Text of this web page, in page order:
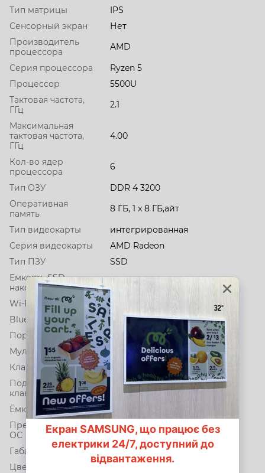
Тип матрицы
IPS
Сенсорный экран
Нет
Производитель
процессора
AMD
Серия процессора
Ryzen 5
Процессор
5500U
Тактовая частота,
ГГц
2.1
Максимальная
тактовая частота,
ГГц
4.00
Кол-во ядер
процессора
6
Тип ОЗУ
DDR 4 3200
Оперативная
память
8 ГБ, 1 x 8 ГБ,айт
Тип видеокарты
интегрированная
Серия видеокарты
AMD Radeon
Тип ПЗУ
SSD
Емкость SSD
накопителя
Wi-Fi
802.11 a/c
Bluetooth
1 v4.2
Порты
HDMI 1.4b
Мультимедиа
web-камера 720p HD
Клавиатура
острівний
Подсветка
клавиатуры
Нет
Ёмкость батареи
41 Вт·год
Предустановленная
ОС
Dos
Габариты (ВхШхГ)
19.9 x 400.7 x 257.8
Цвет